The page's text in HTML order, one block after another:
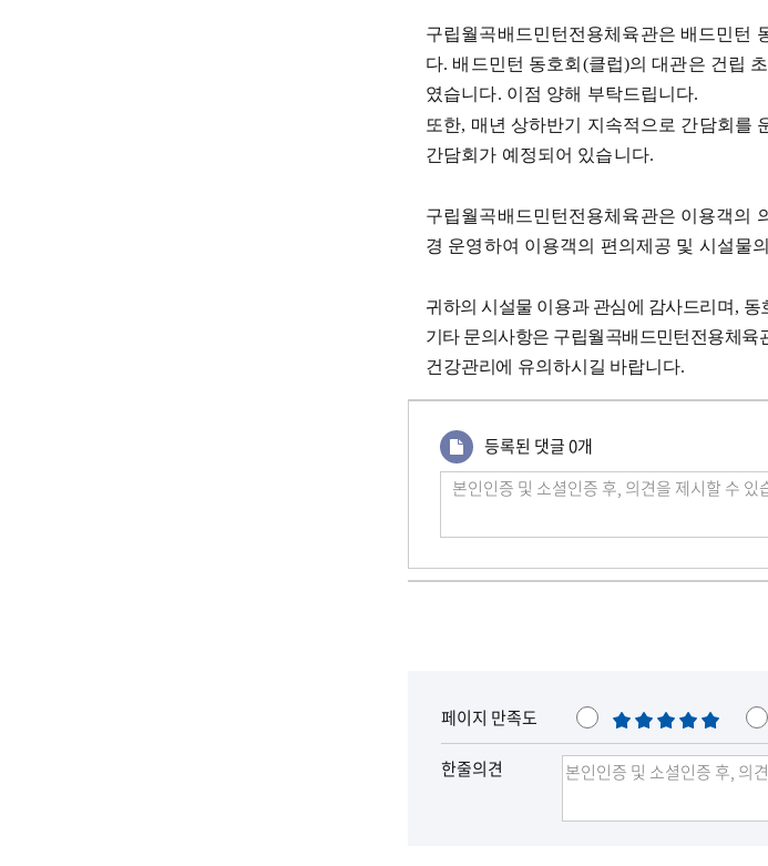
구립월곡배드민턴전용체육관은 배드민턴
다. 배드민턴 동호회 (클럽)의 대관은 건립
였습니다. 이점 양해 부탁드립니다.
또한, 매년 상하반기 지속적으로 간담회를
간담회가 예정되어 있습니다.
구립월곡배드민턴전용체육관은 이용객의
경 운영하여 이용객의 편의제공 및 시설물
귀하의 시설물 이용과 관심에 감사드리며 , 동
기타 문의사항은 구립월곡배드민턴전용체육
건강관리에 유의하시길 바랍니다.
댓
글
작
등록된 댓글 0개
페이지 만족도
매
우
만
한줄의견